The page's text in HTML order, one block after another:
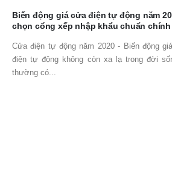
Biến động giá cửa điện tự động năm
chọn cổng xếp nhập khẩu chuẩn chính
Cửa điện tự động năm 2020 - Biến động
điện tự động không còn xa lạ trong đời
thường có...